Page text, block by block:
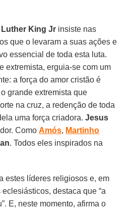
Luther King Jr insiste nas
que o levaram a suas ações e
essencial de toda esta luta.
extremista, erguia-se com um
a força do amor cristão é
grande extremista que
na cruz, a redenção de toda
uma força criadora.Jesus
ComoAmós, Martinho
. Todos eles inspirados na
estes líderes religiosos e, em
destaca que “a
E, neste momento, afirma o